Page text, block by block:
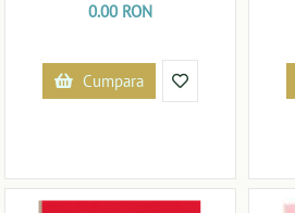
0.00 RON
Cumpara